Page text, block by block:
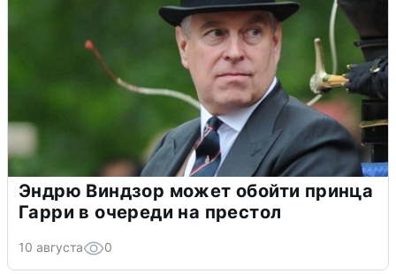
Эндрю Виндзор может обойти принца
Гарри в очереди на престол
10 августа 0